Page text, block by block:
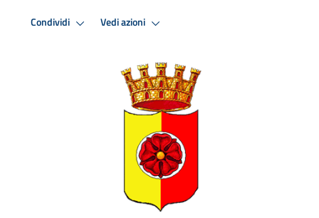
Condividi Vedi azioni